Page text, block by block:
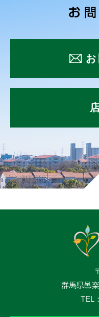
群馬県邑
TEL：